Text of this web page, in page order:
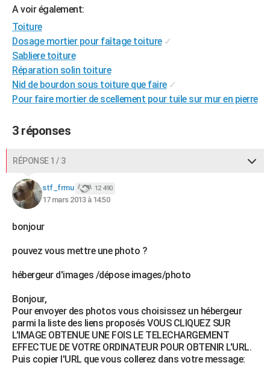
Alimentation
Guide de la santé
Maladies
Médicaments
Sommeil
VOYAGE
Destinations
City break
Voyage nature
Voyage de noces
Forum
Climat
+PHOTO
GUIDES D'ACHAT
BONS PLANS
COPAINS D'AVANT
A voir également:
Toiture
Dosage mortier pour faîtage toiture ✓
Sabliere toiture
Réparation solin toiture
Nid de bourdon sous toiture que faire ✓
Pour faire mortier de scellement pour tuile sur mur en pierre
3 réponses
RÉPONSE 1 / 3
stf_frmu 12 490
17 mars 2013 à 14:50
bonjour
pouvez vous mettre une photo ?
hébergeur d'images /dépose images/photo
Bonjour,
Pour envoyer des photos vous choisissez un hébergeur
parmi la liste des liens proposés VOUS CLIQUEZ SUR
L'IMAGE OBTENUE UNE FOIS LE TELECHARGEMENT
EFFECTUE DE VOTRE ORDINATEUR POUR OBTENIR L'URL.
Puis copier l'URL que vous collerez dans votre message: